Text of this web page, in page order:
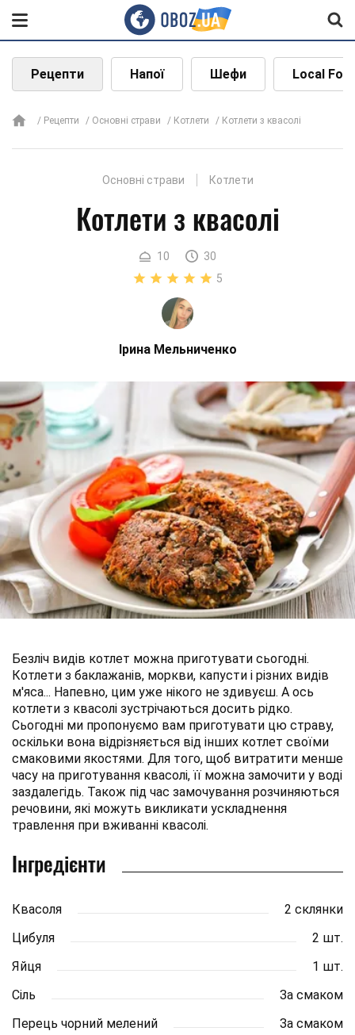
Рецепти Напої Шефи Local
Рецепти Основні страви Котлети Котлети з квасолі
Основні страви Котлети
Котлети з квасолі
10
30
5
Ірина Мельниченко
Безліч видів котлет можна приготувати сьогодні.
Котлети з баклажанів, моркви, капусти і різних видів
м'яса... Напевно, цим уже нікого не здивуєш. А ось
котлети з квасолі зустрічаються досить рідко.
Сьогодні ми пропонуємо вам приготувати цю страву,
оскільки вона відрізняється від інших котлет своїми
смаковими якостями. Для того, щоб витратити менше
часу на приготування квасолі, її можна замочити у воді
заздалегідь. Також під час замочування розчиняються
речовини, які можуть викликати ускладнення
травлення при вживанні квасолі.
Інгредієнти
Квасоля
2 склянки
Цибуля
2 шт.
Яйця
1 шт.
Сіль
За смаком
Перець чорний мелений
За смаком